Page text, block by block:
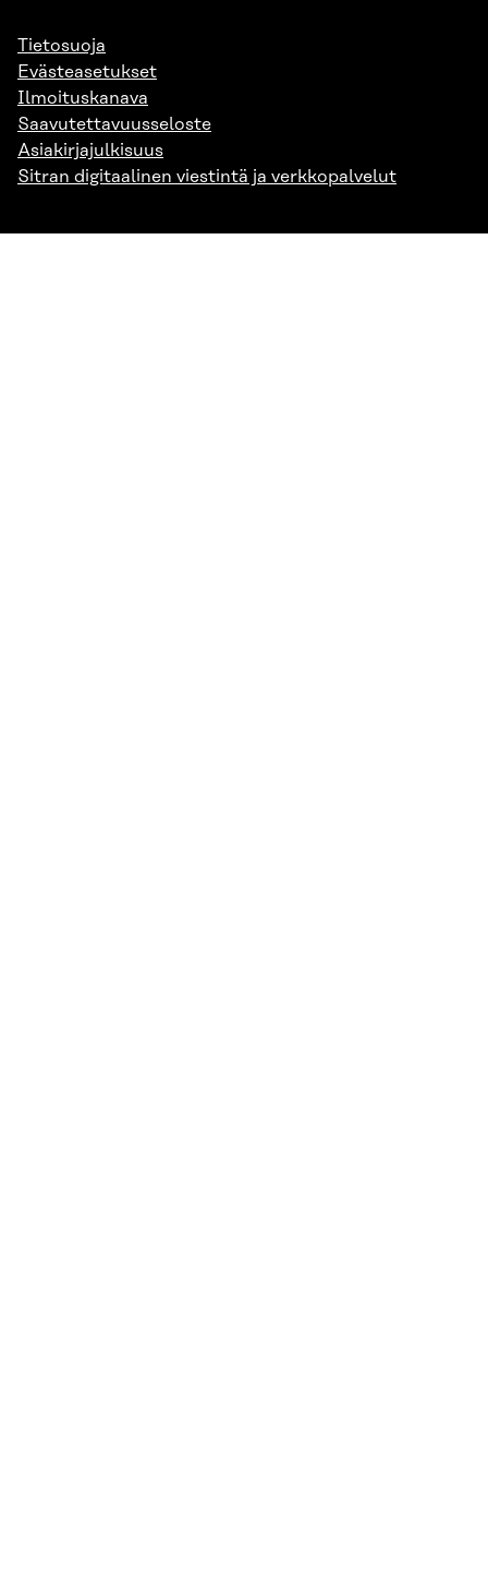
Tietosuoja
Evästeasetukset
Ilmoituskanava
Saavutettavuusseloste
Asiakirjajulkisuus
Sitran digitaalinen viestintä ja verkkopalvelut